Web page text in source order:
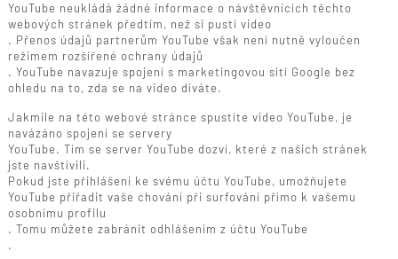
YouTube neukládá žádné informace o návštěvnících těchto
webových stránek předtím, než si pustí video
. Přenos údajů partnerům YouTube však není nutně vyloučen
režimem rozšířené ochrany údajů
. YouTube navazuje spojení s marketingovou sítí Google bez
ohledu na to, zda se na video díváte.
Jakmile na této webové stránce spustíte video YouTube, je
navázáno spojení se servery
YouTube. Tím se server YouTube dozví, které z našich stránek
jste navštívili.
Pokud jste přihlášeni ke svému účtu YouTube, umožňujete
YouTube přiřadit vaše chování při surfování přímo k vašemu
osobnímu profilu
. Tomu můžete zabránit odhlášením z účtu YouTube
.